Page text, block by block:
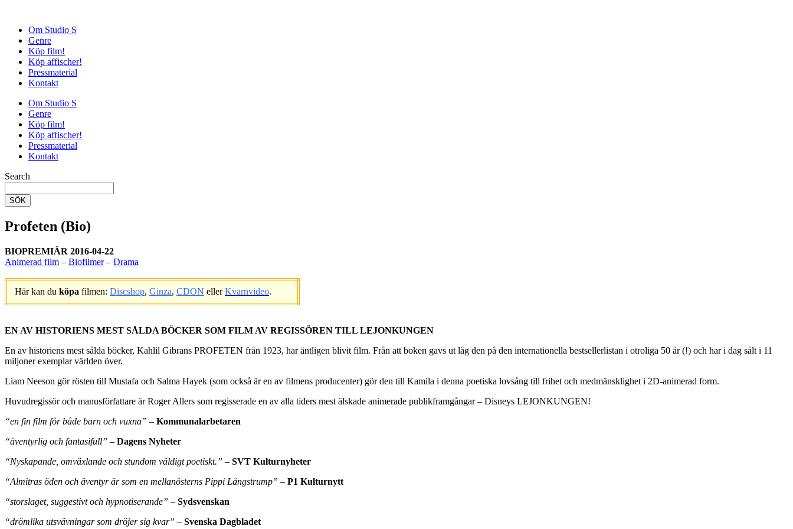
Om Studio S
Genre
Köp film!
Köp affischer!
Pressmaterial
Kontakt
Om Studio S
Genre
Köp film!
Köp affischer!
Pressmaterial
Kontakt
Search
SÖK
Profeten (Bio)
BIOPREMIÄR 2016-04-22
Animerad film – Biofilmer– Drama
Här kan du köpa filmen: Discshop, Ginza, CDON ellerKvarnvideo.
EN AV HISTORIENS MEST SÅLDA BÖCKER SOM FILM AV REGISSÖREN TILL LEJONKUNGEN
En av historiens mest sålda böcker, Kahlil Gibrans PROFETEN från 1923, har äntligen blivit film. Från att boken gavs ut låg den på den internationella bestsellerlistan i otroliga 50 år (!) och har i dag sålt i 11
miljoner exemplar världen över.
Liam Neeson gör rösten till Mustafa och Salma Hayek (som också är en av filmens producenter) gör den till Kamila i denna poetiska lovsång till frihet och medmänsklighet i 2D-animerad form.
Huvudregissör och manusförfattare är Roger Allers som regisserade en av alla tiders mest älskade animerade publikframgångar – Disneys LEJONKUNGEN!
“en fin film för både barn och vuxna” – Kommunalarbetaren
“äventyrlig och fantasifull” – Dagens Nyheter
“Nyskapande, omväxlande och stundom väldigt poetiskt.” – SVT Kulturnyheter
“Almitras öden och äventyr är som en mellanösterns Pippi Långstrump” – P1 Kulturnytt
“storslaget, suggestivt och hypnotiserande” – Sydsvenskan
“drömlika utsvävningar som dröjer sig kvar” – Svenska Dagbladet